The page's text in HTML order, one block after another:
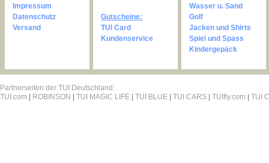
Impressum
Datenschutz
Versand
Gutscheine:
TUI Card
Kundenservice
Wasser u. Sand
Golf
Jacken und Shirts
Spiel und Spass
Kindergepäck
Partnerseiten der TUI Deutschland:
TUI.com
ROBINSON TUI MAGIC LIFE TUI BLUE TUI CARS TUIfly.com TUI